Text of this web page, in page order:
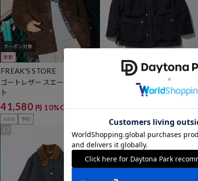
クーポン対象
早割
FREAK'S STORE
ゴートレザー スエード カーコー
ト
41,580 円 10%OFF
NEW 予約
CAHLUMN
Goat Suede Hunting Jacket
円
3
17